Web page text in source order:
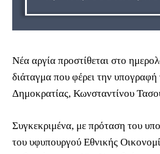
Νέα αργία προστίθεται στο
διάταγμα που φέρει την
Δημοκρατίας, Κωνσταντίνου
Συγκεκριμένα, με πρόταση του
του υφυπουργού Εθνικής